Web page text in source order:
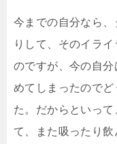
今までの自分なら
りして、そのイラ
のですが、今の自
めてしまったので
た。だからといっ
て、また吸ったり